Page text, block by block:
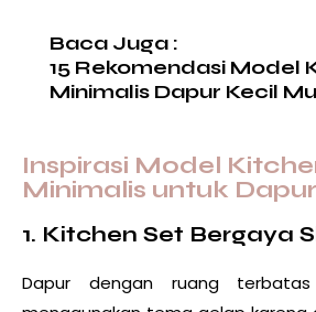
Baca Juga :
15 Rekomendasi Model
Minimalis Dapur Kecil
Inspirasi Model
Minimalis untuk
1. Kitchen Set Bergaya
Dapur dengan ruang